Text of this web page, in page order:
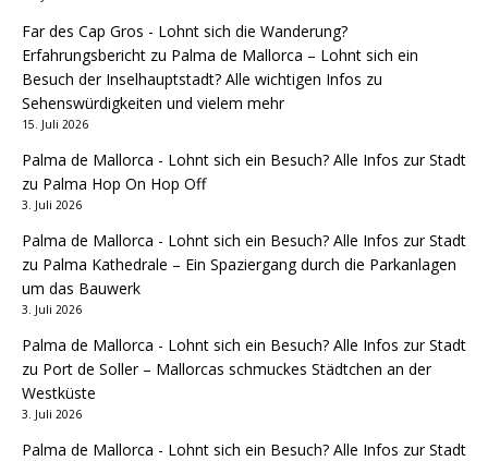
Far des Cap Gros - Lohnt sich die Wanderung?
Erfahrungsbericht zu Palma de Mallorca – Lohnt sich ein
Besuch der Inselhauptstadt? Alle wichtigen Infos zu
Sehenswürdigkeiten und vielem mehr
15. Juli 2026
Palma de Mallorca - Lohnt sich ein Besuch? Alle Infos zur Stadt
zu Palma Hop On Hop Off
3. Juli 2026
Palma de Mallorca - Lohnt sich ein Besuch? Alle Infos zur Stadt
zu Palma Kathedrale – Ein Spaziergang durch die Parkanlagen
um das Bauwerk
3. Juli 2026
Palma de Mallorca - Lohnt sich ein Besuch? Alle Infos zur Stadt
zu Port de Soller – Mallorcas schmuckes Städtchen an der
Westküste
3. Juli 2026
Palma de Mallorca - Lohnt sich ein Besuch? Alle Infos zur Stadt